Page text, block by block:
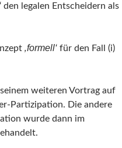
den legalen Entscheidern als
‚formell‘ für den Fall (i)
weiteren Vortrag auf
Partizipation. Die andere
wurde dann im